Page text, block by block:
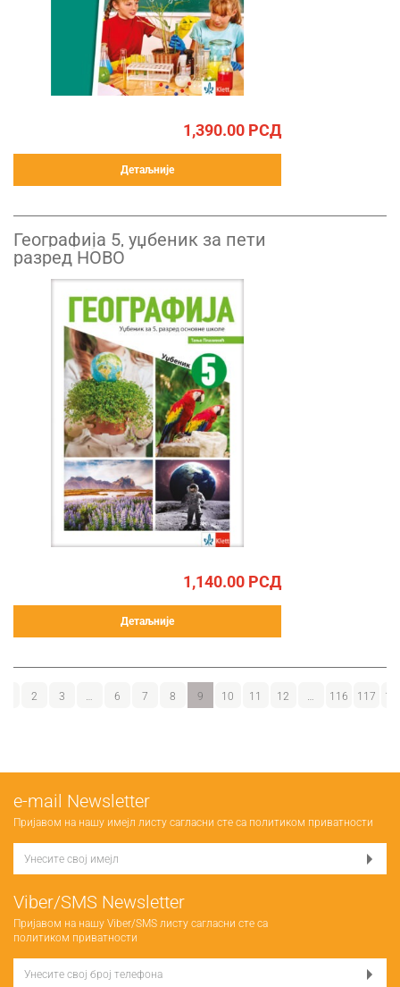
1,390.00 РСД
Детаљније
Географија 5, уџбеник за пети
разред НОВО
1,140.00 РСД
Детаљније
2 3 6 7 8 9 10 11 12 116 117
е-mail Newsletter
Пријавом на нашу имејл листу сагласни сте са политиком приватности
Viber/SMS Newsletter
Пријавом на нашу Viber/SMS листу сагласни сте са
политиком приватности